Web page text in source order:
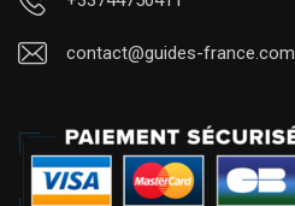
contact@guides-france.com